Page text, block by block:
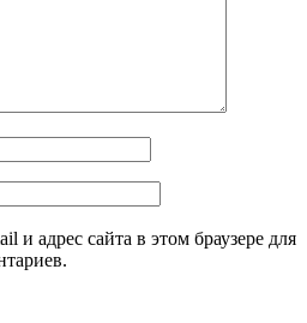
и адрес сайта в этом браузере для